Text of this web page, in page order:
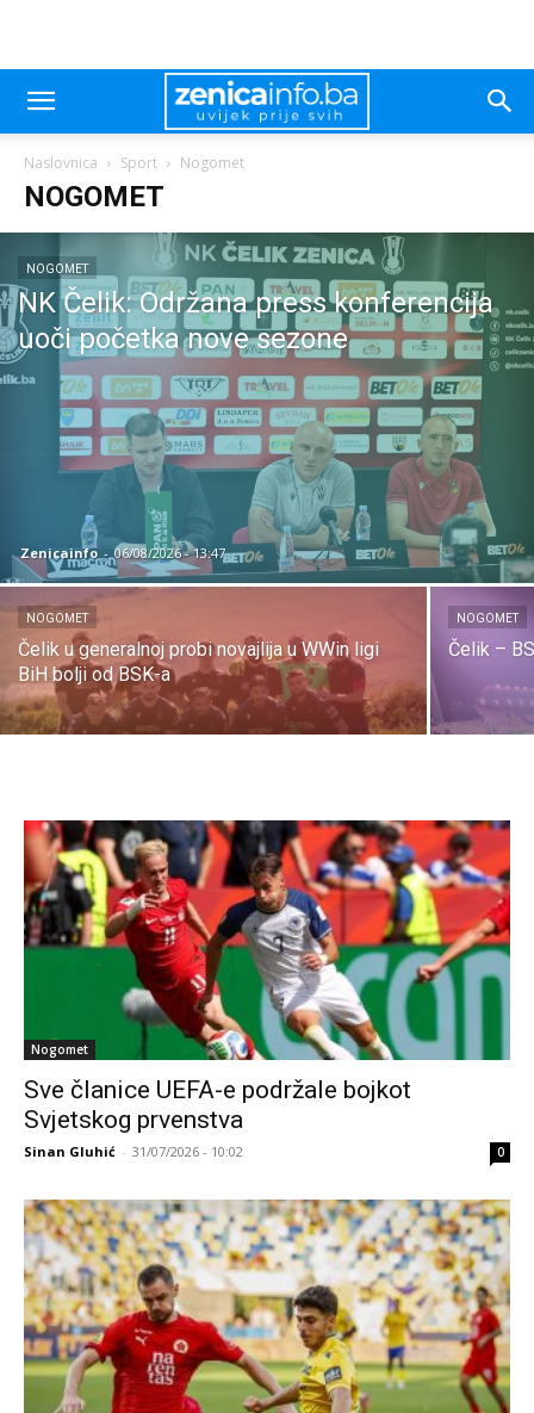
Naslovnica Sport Nogomet
NOGOMET
NOGOMET
NK Čelik: Održana press konferencija
uoči početka nove sezone
Zenicainfo - 06/08/2026 - 13:47
NOGOMET
Čelik u generalnoj probi novajlija u WWin ligi
BiH bolji od BSK-a
NOGOMET
Čelik –
Nogomet
Sve članice UEFA-e podržale bojkot
Svjetskog prvenstva
Sinan Gluhić - 31/07/2026 - 10:02 0